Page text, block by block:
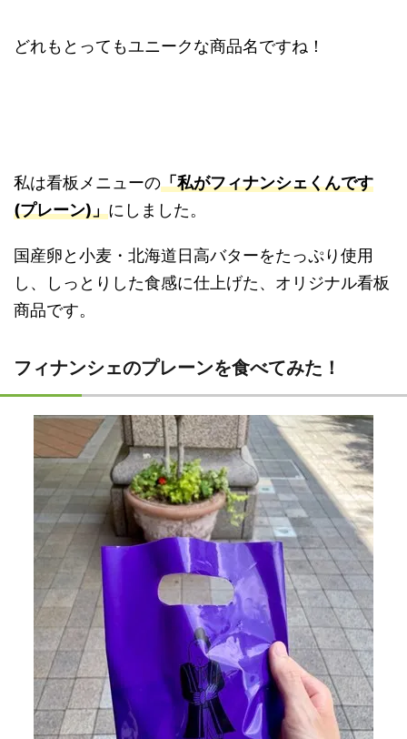
どれもとってもユニークな商品名ですね！
私は看板メニューの「私がフィナンシェくんです
(プレーン)」にしました。
国産卵と小麦・北海道日高バターをたっぷり使用
し、しっとりした食感に仕上げた、オリジナル看板
商品です。
フィナンシェのプレーンを食べてみた！